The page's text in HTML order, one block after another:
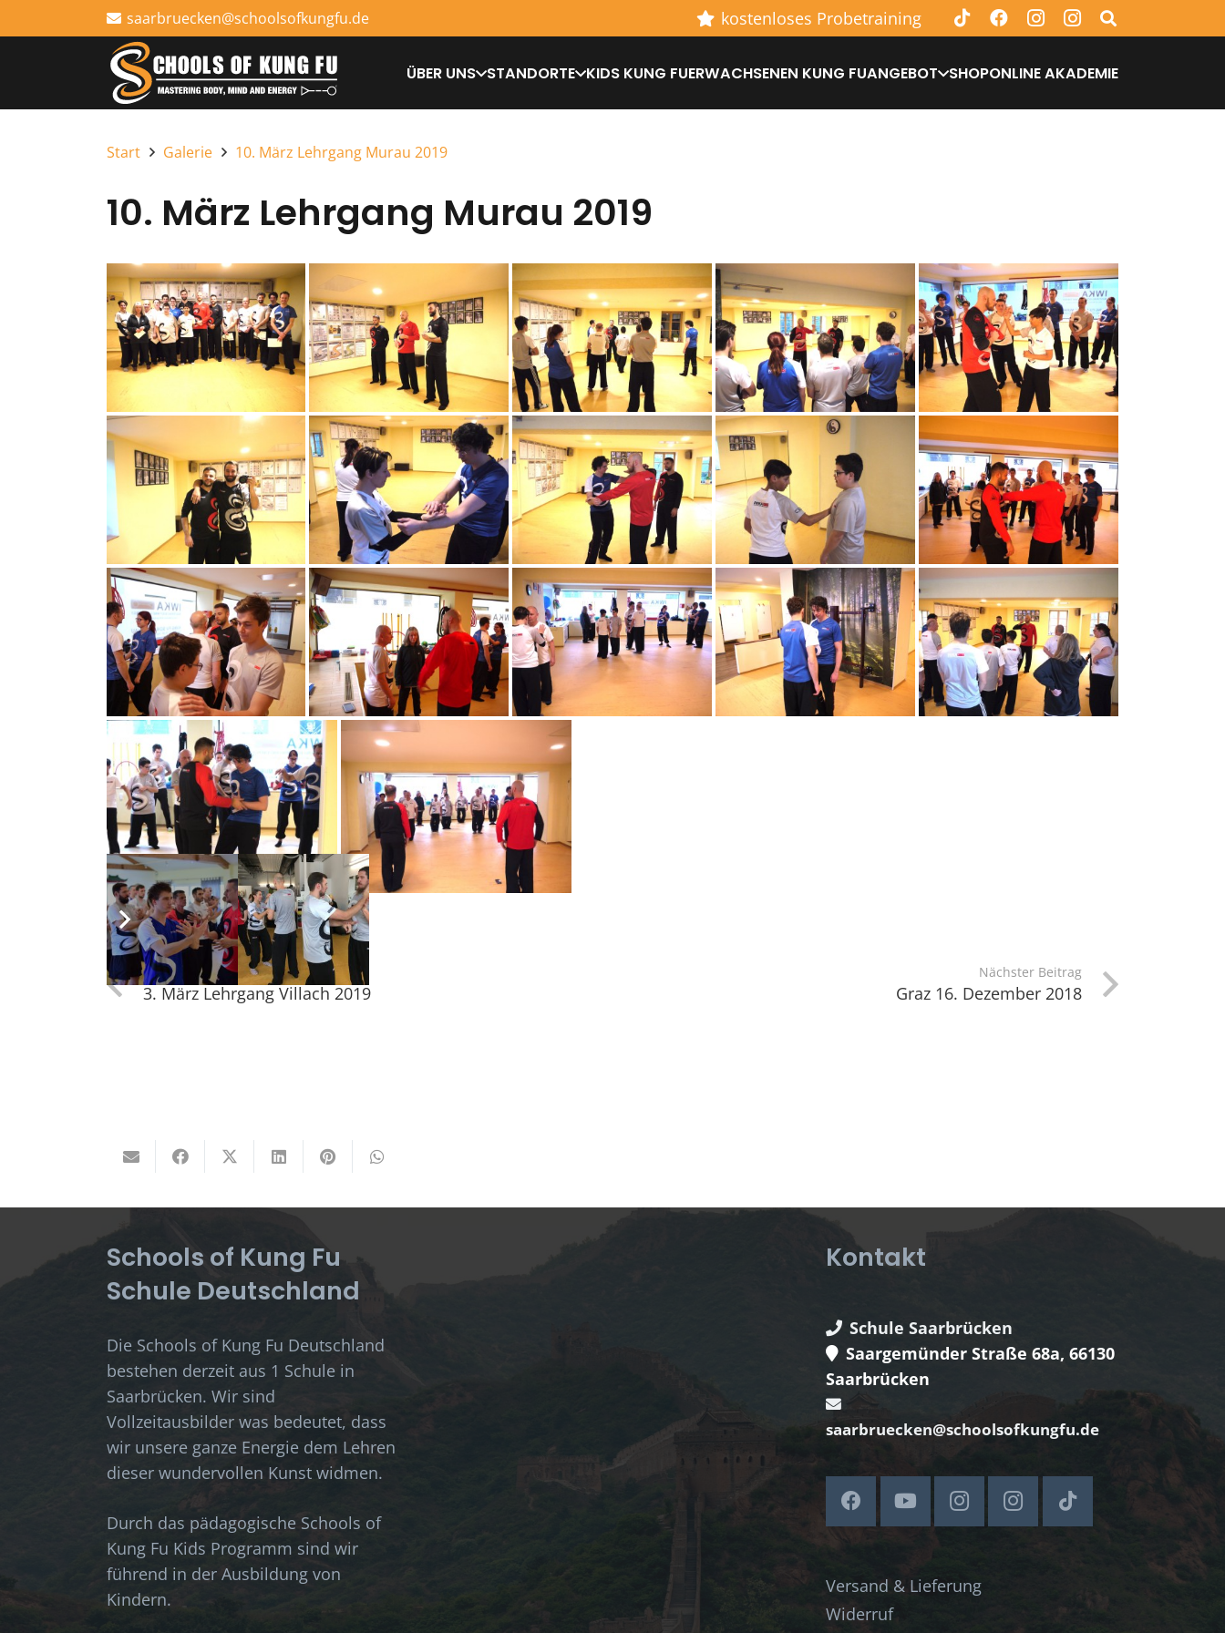
saarbruecken@schoolsofkungfu.de kostenloses Probetraining
ÜBER UNS STANDORTE KIDS KUNG FUERWACHSENEN KUNG FUANGEBOT SHOPONLINE AKADEMIE
Start Galerie 10. März Lehrgang Murau 2019
10. März Lehrgang Murau 2019
Vorheriger Beitrag
3. März Lehrgang Villach 2019
Nächster Beitrag
Graz 16. Dezember 2018
Schools of Kung Fu
Schule Deutschland
Die Schools of Kung Fu Deutschland
bestehen derzeit aus 1 Schule in
Saarbrücken. Wir sind
Vollzeitausbilder was bedeutet, dass
wir unsere ganze Energie dem Lehren
dieser wundervollen Kunst widmen.
Durch das pädagogische Schools of
Kung Fu Kids Programm sind wir
führend in der Ausbildung von
Kindern.
Kontakt
Schule Saarbrücken
Saargemünder Straße 68a, 66130
Saarbrücken
saarbruecken@schoolsofkungfu.de
Versand & Lieferung
Widerruf